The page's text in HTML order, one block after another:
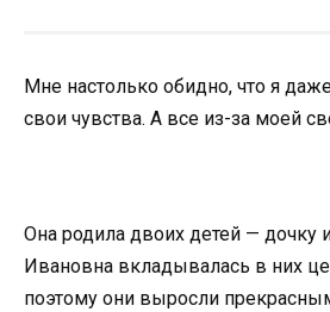
Мне настолько обидно, что я
свои чувства. А все из-за моей
Она родила двоих детей — дочку
Ивановна вкладывалась в них
поэтому они выросли